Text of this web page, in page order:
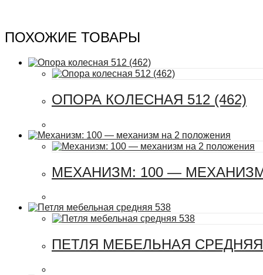
ПОХОЖИЕ ТОВАРЫ
ОПОРА КОЛЕСНАЯ 512 (462)
МЕХАНИЗМ: 100 —
ПЕТЛЯ МЕБЕЛЬНАЯ СРЕДНЯЯ